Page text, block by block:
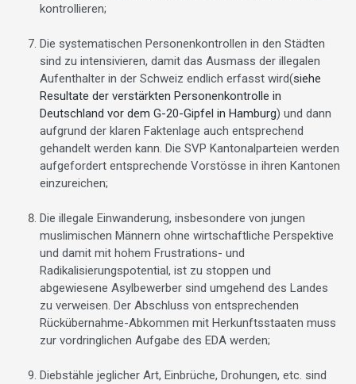
kontrollieren;
Die systematischen Personenkontrollen in den Städten
sind zu intensivieren, damit das Ausmass der illegalen
Aufenthalter in der Schweiz endlich erfasst wird(siehe
Resultate der verstärkten Personenkontrolle in
Deutschland vor dem G-20-Gipfel in Hamburg) und dann
aufgrund der klaren Faktenlage auch entsprechend
gehandelt werden kann. Die SVP Kantonalparteien werden
aufgefordert entsprechende Vorstösse in ihren Kantonen
einzureichen;
Die illegale Einwanderung, insbesondere von jungen
muslimischen Männern ohne wirtschaftliche Perspektive
und damit mit hohem Frustrations- und
Radikalisierungspotential, ist zu stoppen und
abgewiesene Asylbewerber sind umgehend des Landes
zu verweisen. Der Abschluss von entsprechenden
Rückübernahme-Abkommen mit Herkunftsstaaten muss
zur vordringlichen Aufgabe des EDA werden;
Diebstähle jeglicher Art, Einbrüche, Drohungen, etc. sind